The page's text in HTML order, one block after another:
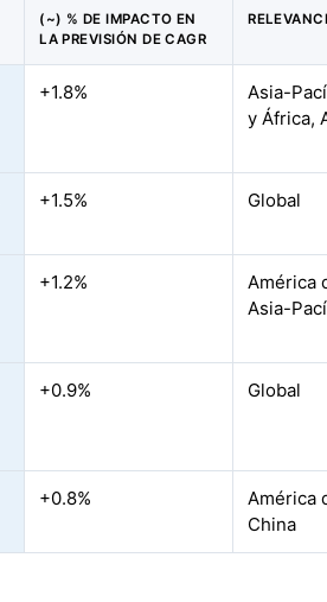
(~) % DE IMPACTO EN
LA PREVISIÓN DE CAGR
+1.8%
Asia-
y África,
+1.5% Global
+1.2%
América
Asia-
+0.9% Global
+0.8%
América
China